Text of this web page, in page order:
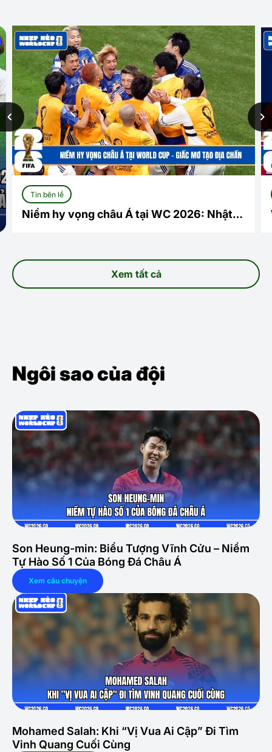
Xem tất cả
Tin bên lề
Niềm hy vọng châu Á tại WC 2026: Nhật
Ngôi sao của đội
Son Heung-min: Biểu Tượng Vĩnh Cửu – Niềm
Tự Hào Số 1 Của Bóng Đá Châu Á
Xem câu chuyện
Mohamed Salah: Khi “Vị Vua Ai Cập” Đi Tìm
Vinh Quang Cuối Cùng